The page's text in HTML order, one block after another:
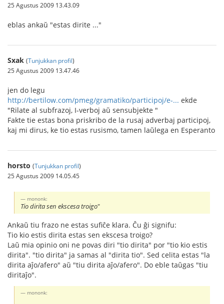
25 Agustus 2009 13.43.09
eblas ankaŭ "estas dirite ..."
Sxak (Tunjukkan profil)
25 Agustus 2009 13.47.46
jen do legu
http://bertilow.com/pmeg/gramatiko/participoj/e-... ekde
"Rilate al subfrazoj, I-verboj aŭ sensubjekte "
Fakte tie estas bona priskribo de la rusaj adverbaj participoj,
kaj mi dirus, ke tio estas rusismo, tamen laŭlega en Esperanto
horsto (Tunjukkan profil)
25 Agustus 2009 14.05.45
mononk:
Tio dirita sen ekscesa troigo"
Ankaŭ tiu frazo ne estas sufiĉe klara. Ĉu ĝi signifu:
Tio kio estis dirita estas sen ekscesa troigo?
Laŭ mia opinio oni ne povas diri "tio dirita" por "tio kio estis
dirita". "tio dirita" ja samas al "dirita tio". Sed celita estas "la
dirita aĵo/afero" aŭ "tiu dirita aĵo/afero". Do eble taŭgas "tiu
diritaĵo".
mononk: